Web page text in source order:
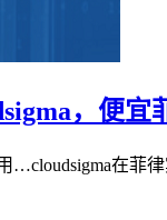
，便
在菲